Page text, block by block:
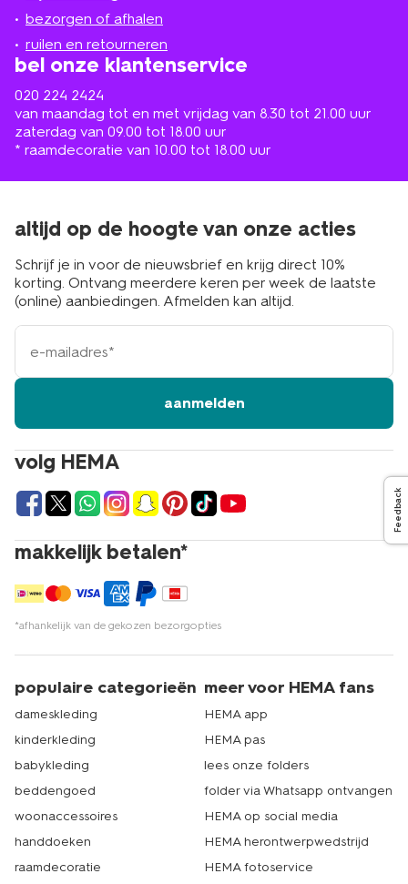
bezorgen of afhalen
ruilen en retourneren
bel onze klantenservice
020 224 2424
van maandag tot en met vrijdag van 8.30 tot 21.00 uur
zaterdag van 09.00 tot 18.00 uur
* raamdecoratie van 10.00 tot 18.00 uur
de
buurt
volg HEMA
makkelijk betalen*
*afhankelijk van de gekozen bezorgopties
altijd op de hoogte van onze acties
Schrijf je in voor de nieuwsbrief en krijg direct 10%
korting. Ontvang meerdere keren per week de laatste
(online) aanbiedingen. Afmelden kan altijd.
e-
mailadres
aanmelden
populaire categorieën
dameskleding
kinderkleding
babykleding
beddengoed
woonaccessoires
handdoeken
raamdecoratie
meer voor HEMA fans
HEMA app
HEMA pas
lees onze folders
folder via Whatsapp ontvangen
HEMA op social media
HEMA herontwerpwedstrijd
HEMA fotoservice
Feedback